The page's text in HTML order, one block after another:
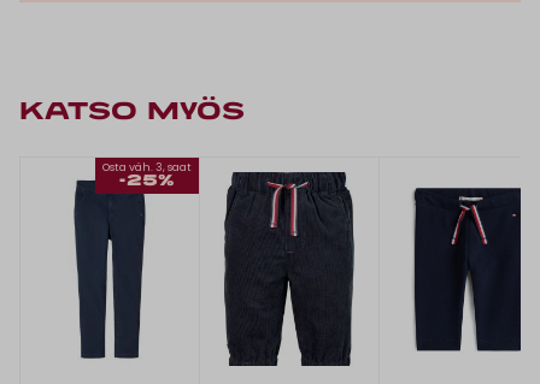
KATSO MYÖS
Osta väh. 3, saat
-25%